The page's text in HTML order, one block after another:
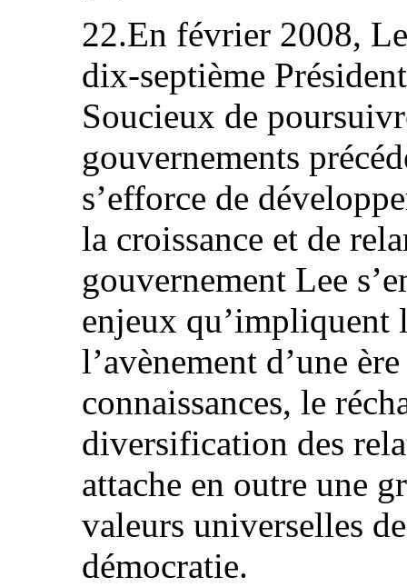
22.En février 2008,
dix-septième
Soucieux de
gouvernements
s’efforce de
la croissance et de
gouvernement Lee
enjeux qu’impliquent
l’avènement d’une
connaissances, le
diversification des
attache en outre une
valeurs universelles
démocratie.